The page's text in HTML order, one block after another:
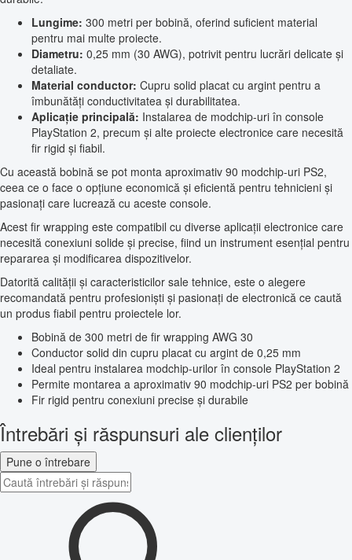
Lungime: 300 metri per bobină, oferind suficient material
pentru mai multe proiecte.
Diametru: 0,25 mm (30 AWG), potrivit pentru lucrări delicate și
detaliate.
Material conductor: Cupru solid placat cu argint pentru a
îmbunătăți conductivitatea și durabilitatea.
Aplicație principală: Instalarea de modchip-uri în console
PlayStation 2, precum și alte proiecte electronice care necesită
fir rigid și fiabil.
Cu această bobină se pot monta aproximativ 90 modchip-uri PS2,
ceea ce o face o opțiune economică și eficientă pentru tehnicieni și
pasionați care lucrează cu aceste console.
Acest fir wrapping este compatibil cu diverse aplicații electronice care
necesită conexiuni solide și precise, fiind un instrument esențial pentru
repararea și modificarea dispozitivelor.
Datorită calității și caracteristicilor sale tehnice, este o alegere
recomandată pentru profesioniști și pasionați de electronică ce caută
un produs fiabil pentru proiectele lor.
Bobină de 300 metri de fir wrapping AWG 30
Conductor solid din cupru placat cu argint de 0,25 mm
Ideal pentru instalarea modchip-urilor în console PlayStation 2
Permite montarea a aproximativ 90 modchip-uri PS2 per bobină
Fir rigid pentru conexiuni precise și durabile
Întrebări și răspunsuri ale clienților
Pune o întrebare